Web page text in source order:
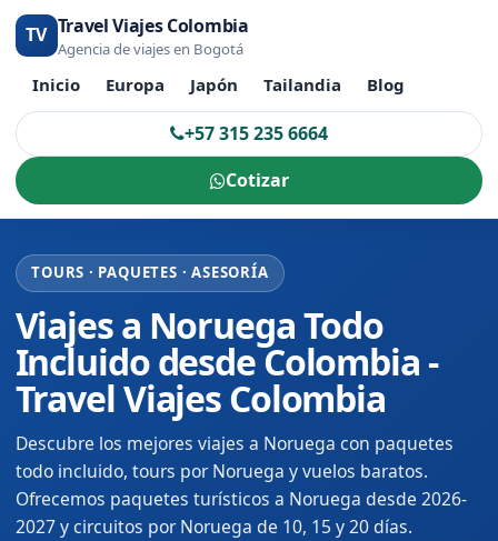
TV Travel Viajes Colombia
Agencia de viajes en Bogotá
Inicio Europa Japón Tailandia Blog
+57 315 235 6664
Cotizar
TOURS · PAQUETES · ASESORÍA
Viajes a Noruega Todo
Incluido desde Colombia -
Travel Viajes Colombia
Descubre los mejores viajes a Noruega con paquetes
todo incluido, tours por Noruega y vuelos baratos.
Ofrecemos paquetes turísticos a Noruega desde 2026-
2027 y circuitos por Noruega de 10, 15 y 20 días.